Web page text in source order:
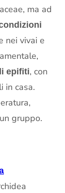
ma ad
nei vivai e
epifiti, con
in casa.
gruppo.